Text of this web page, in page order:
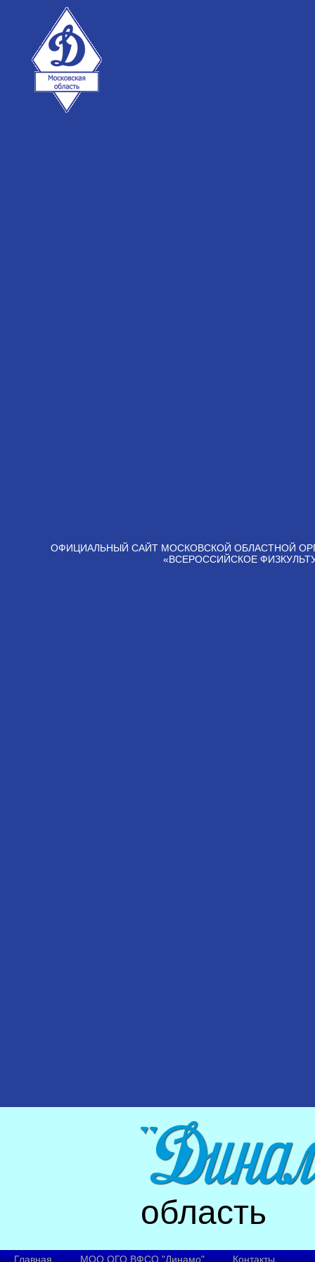
ОФИЦИАЛЬНЫЙ САЙТ МОСКОВСКОЙ ОБЛАСТНОЙ
«ВСЕРОССИЙСКОЕ
область
Главная МОО ОГО ВФСО "Динамо" Контакты